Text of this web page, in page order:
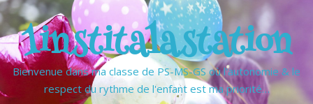
1institalastation
Bienvenue dans ma classe de PS-MS-GS où l'autonomie & le
respect du rythme de l'enfant est ma priorité…